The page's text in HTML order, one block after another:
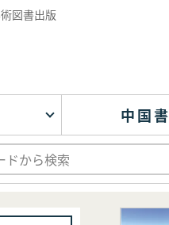
図書出版
中国書